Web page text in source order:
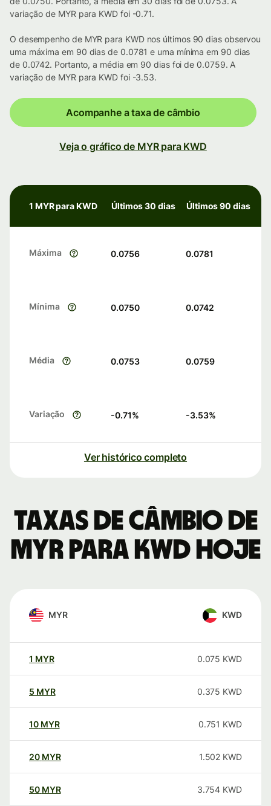
variação de MYR para KWD foi -0.71.
O desempenho de MYR para KWD nos últimos 90 dias observou
uma máxima em 90 dias de 0.0781 e uma mínima em 90 dias
de 0.0742. Portanto, a média em 90 dias foi de 0.0759. A
variação de MYR para KWD foi -3.53.
Acompanhe a taxa de câmbio
Veja o gráfico de MYR para KWD
1 MYR para KWD Últimos 30 dias Últimos 90 dias
Máxima 0.0756 0.0781
Mínima 0.0750 0.0742
Média 0.0753 0.0759
Variação -0.71% -3.53%
Ver histórico completo
Taxas de câmbio de
MYR para KWD hoje
MYR KWD
1 MYR 0.075 KWD
5 MYR 0.375 KWD
10 MYR 0.751 KWD
20 MYR 1.502 KWD
50 MYR 3.754 KWD